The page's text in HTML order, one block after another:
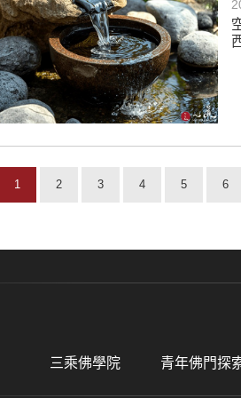
1 2 3 4 5 6
三乘佛學院 青年佛門探